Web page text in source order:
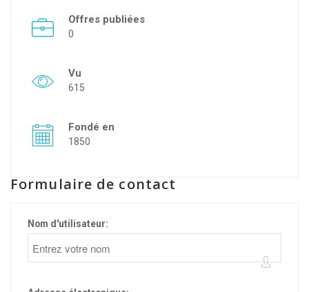
Offres publiées
0
Vu
615
Fondé en
1850
Formulaire de contact
Nom d'utilisateur: